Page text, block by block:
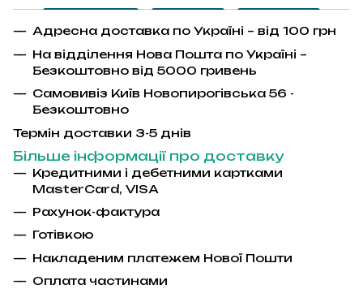
Адресна доставка по Україні – від 100 грн
На відділення Нова Пошта по Україні –
Безкоштовно від 5000 гривень
Самовивіз Київ Новопирогівська 56 -
Безкоштовно
Термін доставки 3-5 днів
Більше інформації про доставку
Кредитними і дебетними картками
MasterCard, VISA
Рахунок-фактура
Готівкою
Накладеним платежем Нової Пошти
Оплата частинами